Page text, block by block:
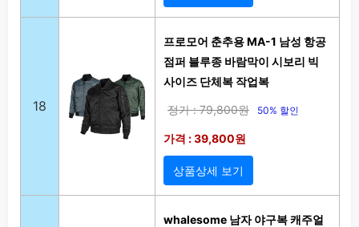
18
프로모어 춘추용 MA-1 남성 항공
점퍼 블루종 바람막이 시보리 빅
사이즈 단체복 작업복
정가 : 79,800원 50% 할인
가격 : 39,800원
상품상세 보기
whalesome 남자 야구복 캐주얼